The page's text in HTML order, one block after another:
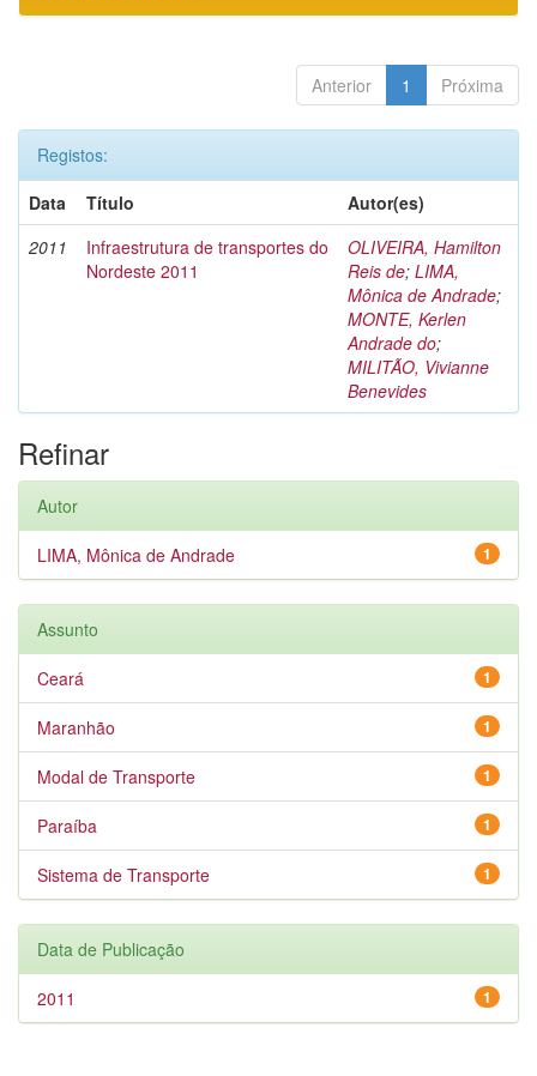
Anterior 1 Próxima
Registos:
Data
Título
Autor(es)
2011
Infraestrutura de transportes do
Nordeste 2011
OLIVEIRA, Hamilton
Reis de; LIMA,
Mônica de Andrade;
MONTE, Kerlen
Andrade do;
MILITÃO, Vivianne
Benevides
Refinar
Autor
1
LIMA, Mônica de Andrade
Assunto
1
Ceará
1
Maranhão
1
Modal de Transporte
1
Paraíba
1
Sistema de Transporte
Data de Publicação
1
2011